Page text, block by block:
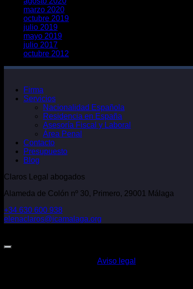
marzo 2020
octubre 2019
julio 2019
mayo 2019
julio 2017
octubre 2012
Firma
Servicios
Nacionalidad Española
Residencia en España
Asesoría Fiscal y Laboral
Área Penal
Contacto
Presupuesto
Blog
Claros Legal abogados
Alameda de Colón nº 30, Primero, 29001 Málaga
+34 630 600 938
elenaclaros@icamalaga.org
Aviso legal